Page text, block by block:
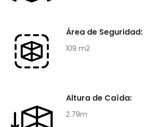
Área de Seguridad:
109 m2
Altura de Caída:
2.79m